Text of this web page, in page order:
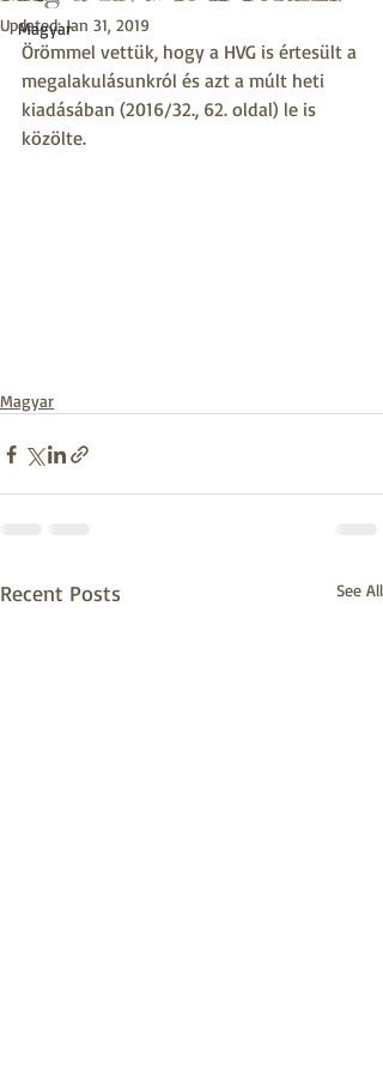
Magyar
Updated:Jan 31, 2019
Örömmel vettük, hogy a HVG is értesült a
megalakulásunkról és azt a múlt heti
kiadásában (2016/32., 62. oldal) le is
közölte.
Magyar
Recent Posts See All